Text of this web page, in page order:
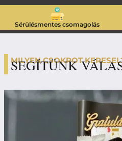
Sérülésmentes csomagolás
MILYEN CSOKROT
SEGÍTÜNK